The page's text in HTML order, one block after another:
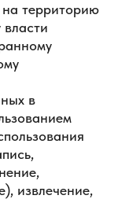
территорию
власти
в
извлечение,